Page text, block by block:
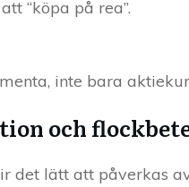
“köpa på rea”.
inte bara
och
det lätt att påverkas